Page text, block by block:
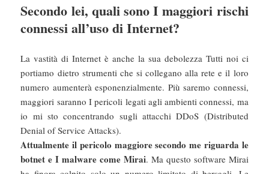
Secondo lei, quali sono I maggiori rischi
connessi all’uso di Internet?
La vastità di Internet è anche la sua debolezza Tutti noi ci
portiamo dietro strumenti che si collegano alla rete e il loro
numero aumenterà esponenzialmente. Più saremo connessi,
maggiori saranno I pericoli legati agli ambienti connessi, ma
io mi sto concentrando sugli attacchi DDoS (Distributed
Denial of Service Attacks).
Attualmente il pericolo maggiore secondo me riguarda le
botnet e I malware come Mirai. Ma questo software Mirai